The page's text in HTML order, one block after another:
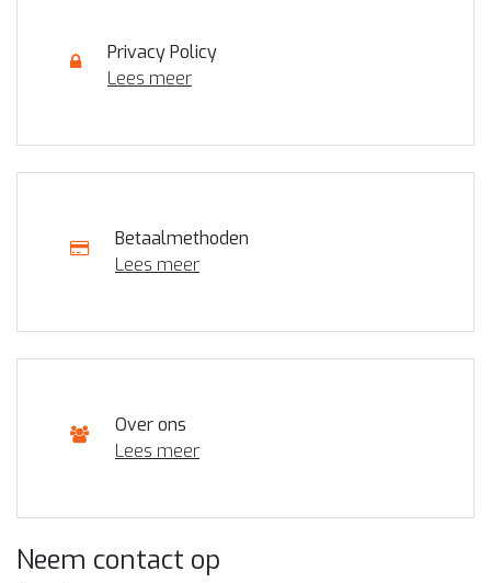
Privacy Policy
Lees meer
Betaalmethoden
Lees meer
Over ons
Lees meer
Neem contact op